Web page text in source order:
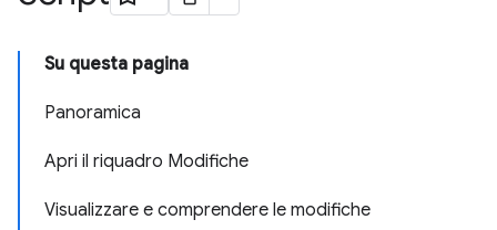
Su questa pagina
Panoramica
Apri il riquadro Modifiche
Visualizzare e comprendere le modifiche